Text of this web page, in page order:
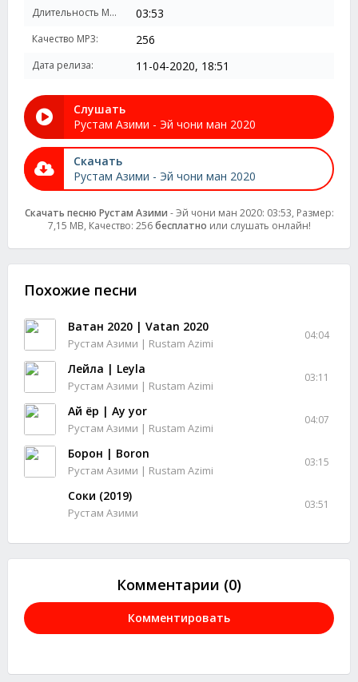
Длительность MP3: 03:53
Качество MP3: 256
Дата релиза: 11-04-2020, 18:51
Слушать
Рустам Азими - Эй чони ман 2020
Скачать
Рустам Азими - Эй чони ман 2020
Скачать песню Рустам Азими - Эй чони ман 2020: 03:53, Размер:
7,15 MB, Качество: 256бесплатно или слушать онлайн!
Похожие песни
Ватан 2020 | Vatan 2020
Рустам Азими | Rustam Azimi
04:04
Лейла | Leyla
Рустам Азими | Rustam Azimi
03:11
Ай ёр | Ay yor
Рустам Азими | Rustam Azimi
04:07
Борон | Boron
Рустам Азими | Rustam Azimi
03:15
Соки (2019)
Рустам Азими
03:51
Комментарии (0)
Комментировать